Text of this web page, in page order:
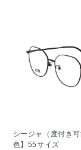
シージャ（度付き
色】55サイズ